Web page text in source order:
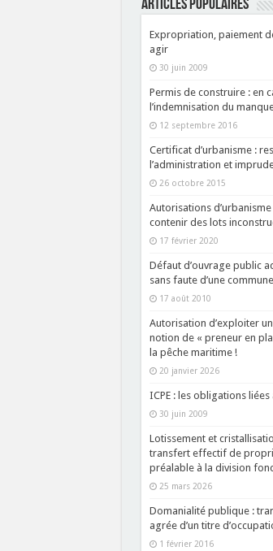
ARTICLES POPULAIRES
Expropriation, paiement
agir
30 juin 2009
Permis de construire : en
l’indemnisation du
12 septembre 2016
Certificat d’urbanisme :
l’administration et
26 octobre 2015
Autorisations
contenir des lots
17 février 2020
Défaut d’ouvrage public
sans faute d’une commune
17 août 2010
Autorisation d’exploiter
notion de « preneur en
la pêche maritime !
20 janvier 2026
ICPE : les obligations liées
30 juin 2009
Lotissement et
transfert effectif de
préalable à la division
25 mars 2026
Domanialité publique :
agrée d’un titre
1 février 2016